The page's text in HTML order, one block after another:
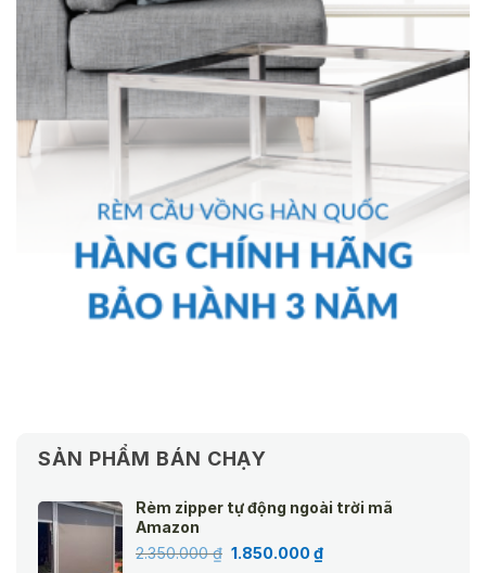
SẢN PHẨM BÁN CHẠY
Rèm zipper tự động ngoài trời mã
Amazon
2.350.000₫ Giá
1.850.000₫Giá